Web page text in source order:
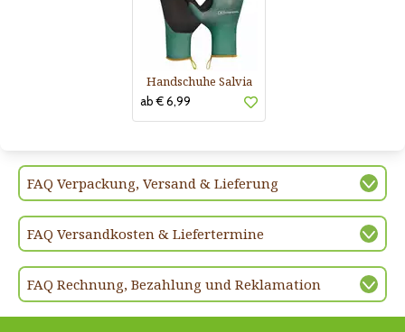
Handschuhe Salvia
ab € 6,99
FAQ Verpackung, Versand & Lieferung
FAQ Versandkosten & Liefertermine
FAQ Rechnung, Bezahlung und Reklamation